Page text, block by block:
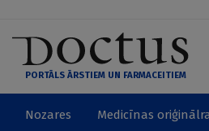
PORTĀLS ĀRSTIEM UN FARMACEITIEM
Nozares Medicīnas